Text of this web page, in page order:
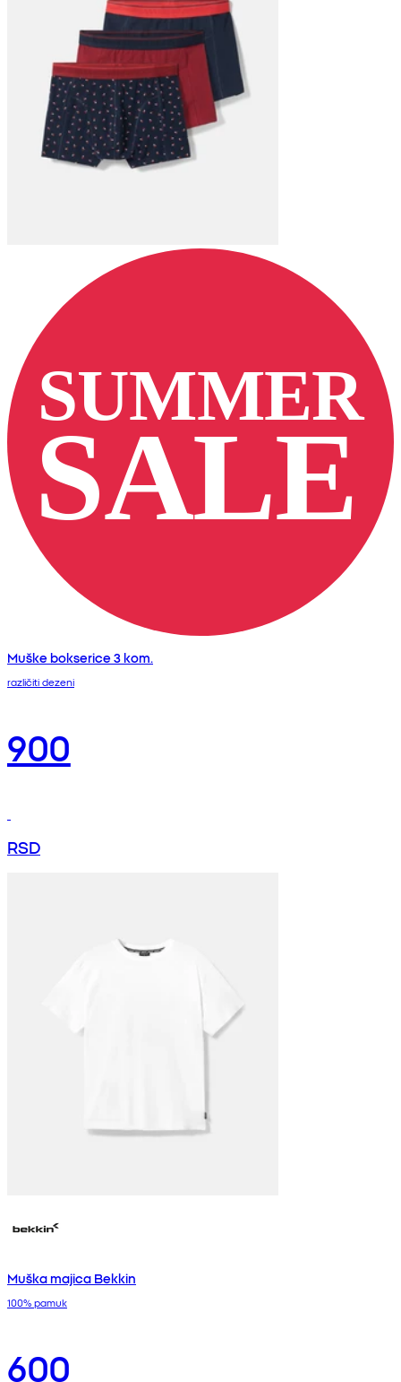
Muške bokserice 3 kom.
različiti dezeni
900
RSD
Muška majica Bekkin
100% pamuk
600